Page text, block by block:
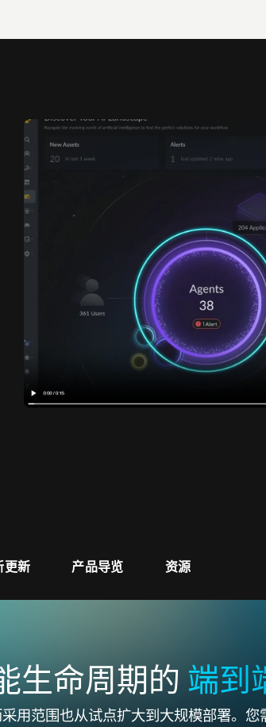
更新 产品导览 资源
生命周期的 端到
用范围也从试点扩大到大规模部署。